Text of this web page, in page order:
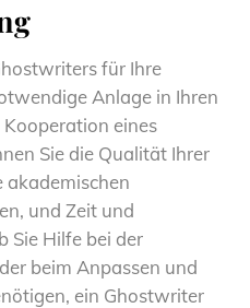
für Ihre
Anlage in Ihren
Kooperation eines
Sie die Qualität Ihrer
akademischen
und Zeit und
Sie Hilfe bei der
beim Anpassen und
ein Ghostwriter